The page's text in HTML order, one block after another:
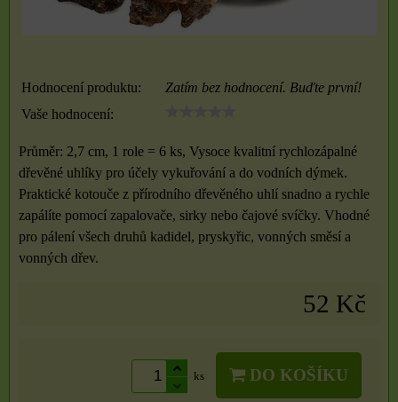
Hodnocení produktu:
Zatím bez hodnocení. Buďte první!
Vaše hodnocení:
Průměr: 2,7 cm, 1 role = 6 ks, Vysoce kvalitní rychlozápalné
dřevěné uhlíky pro účely vykuřování a do vodních dýmek.
Praktické kotouče z přírodního dřevěného uhlí snadno a rychle
zapálíte pomocí zapalovače, sirky nebo čajové svíčky. Vhodné
pro pálení všech druhů kadidel, pryskyřic, vonných směsí a
vonných dřev.
52 Kč
ks DO KOŠÍKU